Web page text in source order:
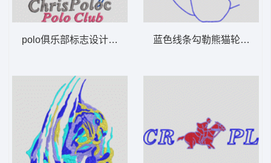
polo俱乐部标志设计 男装 蓝色线条勾勒熊猫轮廓 男装